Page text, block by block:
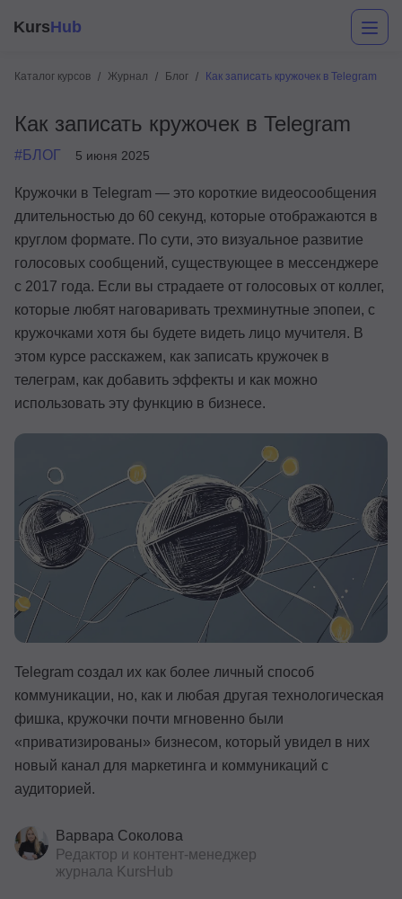
KursHub
Каталог курсов Журнал Блог Как записать кружочек в Telegram
Как записать кружочек в Telegram
#БЛОГ 5 июня 2025
Кружочки в Telegram — это короткие видеосообщения
длительностью до 60 секунд, которые отображаются в
круглом формате. По сути, это визуальное развитие
голосовых сообщений, существующее в мессенджере
с 2017 года. Если вы страдаете от голосовых от коллег,
которые любят наговаривать трехминутные эпопеи, с
кружочками хотя бы будете видеть лицо мучителя. В
этом курсе расскажем, как записать кружочек в
телеграм, как добавить эффекты и как можно
использовать эту функцию в бизнесе.
Telegram создал их как более личный способ
коммуникации, но, как и любая другая технологическая
фишка, кружочки почти мгновенно были
«приватизированы» бизнесом, который увидел в них
новый канал для маркетинга и коммуникаций с
аудиторией.
Варвара Соколова
Редактор и контент-менеджер
журнала KursHub
Разработка
Маркетинг
Дизайн
Аналитика
Менеджмент
ДПО
Детям
Акции и промокоды
Рейтинг онлайн-школ